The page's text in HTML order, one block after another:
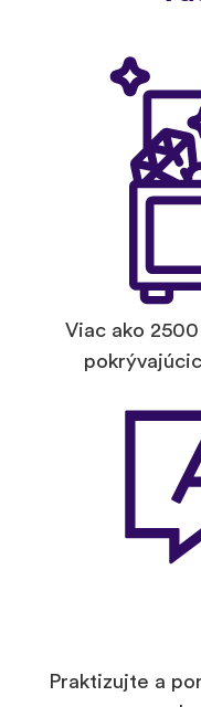
Viac ako
Praktizujte a